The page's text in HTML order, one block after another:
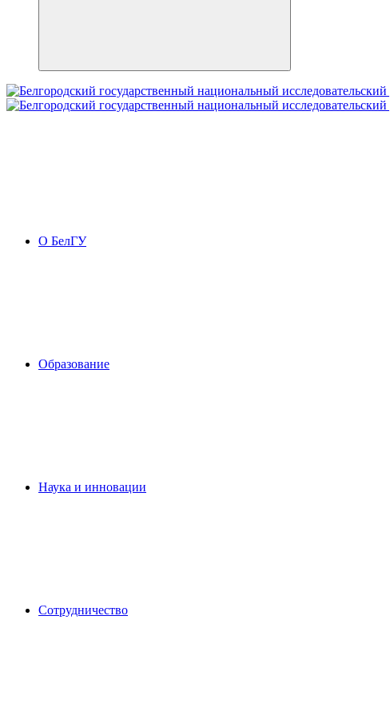
О БелГУ
Образование
Наука и инновации
Сотрудничество